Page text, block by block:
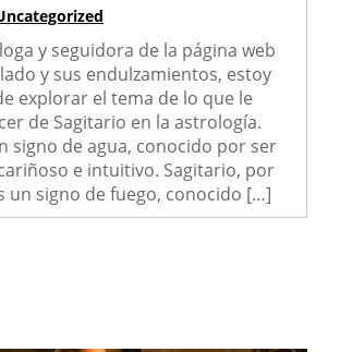
y seguidora de la página web
y sus endulzamientos, estoy
explorar el tema de lo que le
de Sagitario en la astrología.
signo de agua, conocido por ser
e intuitivo. Sagitario, por
un signo de fuego, conocido […]